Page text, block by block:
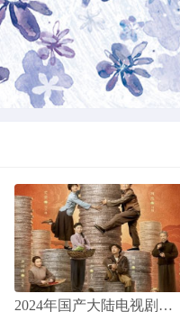
下一篇
季 [美国高分科幻动画剧集]
2024年国产大陆电视剧《狗剩快跑》连载更新中